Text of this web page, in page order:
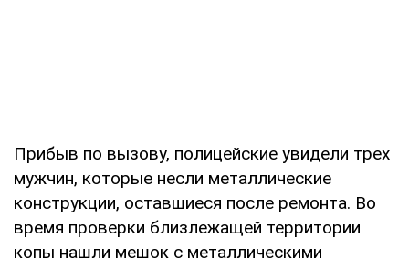
Прибыв по вызову, полицейские увидели трех
мужчин, которые несли металлические
конструкции, оставшиеся после ремонта. Во
время проверки близлежащей территории
копы нашли мешок с металлическими